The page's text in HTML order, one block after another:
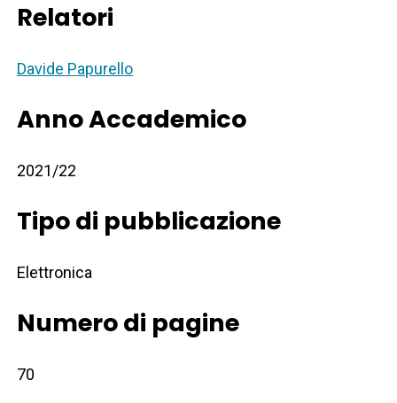
Relatori
Davide Papurello
Anno Accademico
2021/22
Tipo di pubblicazione
Elettronica
Numero di pagine
70